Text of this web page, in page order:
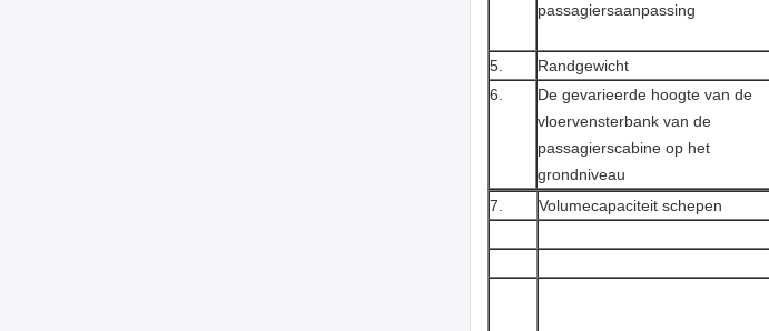
passagiersaanpassing
5.
Randgewicht
6.
De gevarieerde hoogte van de
vloervensterbank van de
passagierscabine op het
grondniveau
7. Volumecapaciteit schepen